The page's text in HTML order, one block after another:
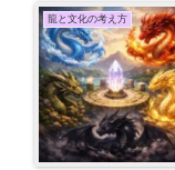
龍と文化の考え方